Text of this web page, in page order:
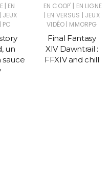
| EN
| JEUX
| PC
un
sauce
EN COOP' | EN LIGNE
| EN VERSUS | JEUX
VIDÉO | MMORPG
Final Fantasy
XIV Dawntrail :
FFXIV and chill